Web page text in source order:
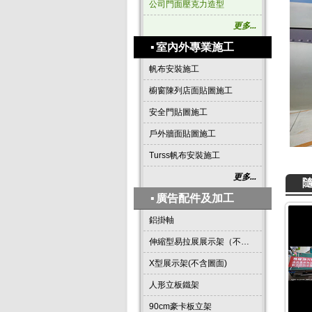
公司門面壓克力造型
更多...
▪室內外專業施工
帆布安裝施工
櫥窗陳列店面貼圖施工
安全門貼圖施工
戶外牆面貼圖施工
Turss帆布安裝施工
更多...
▪ 廣告配件及加工
鋁掛軸
伸縮型易拉展展示架（不含圖面）
X型展示架(不含圖面)
人形立板鐵架
90cm豪卡板立架